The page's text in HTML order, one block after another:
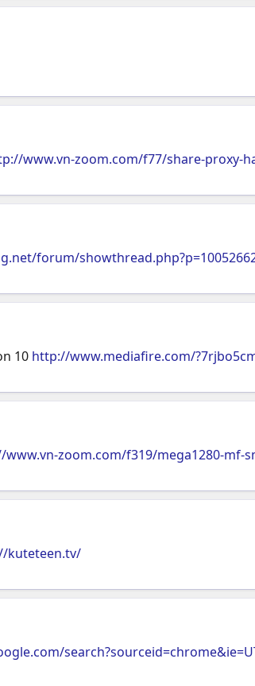
www.vn-zoom.com/f77/share-proxy-
forum/
10 http://www.mediafire.com/
zoom.com/f319/mega1280-mf-
kuteteen.tv/